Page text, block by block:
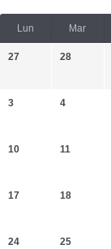
Lun Mar
27 28
3 4
10 11
17 18
24 25